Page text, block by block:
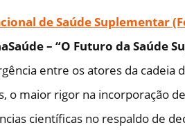
de Saúde Suplementar
– “O Futuro da Saúde
entre os atores da cadeia
o maior rigor na incorporação
científicas no respaldo de